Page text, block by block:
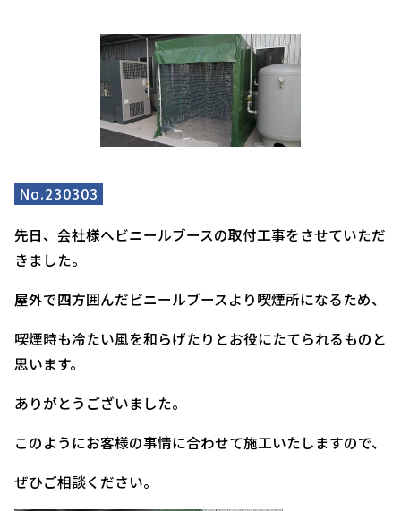
No.230303
先日、会社様へビニールブースの取付工事をさせていただ
きました。
屋外で四方囲んだビニールブースより喫煙所になるため、
喫煙時も冷たい風を和らげたりとお役にたてられるものと
思います。
ありがとうございました。
このようにお客様の事情に合わせて施工いたしますので、
ぜひご相談ください。